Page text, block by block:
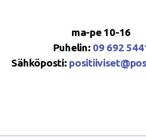
ma-pe 10-16
Puhelin: 09 692
Sähköposti: